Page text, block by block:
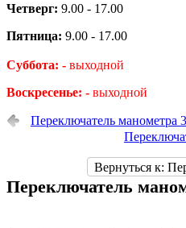
Четверг: 9.00 - 17.00
Пятница: 9.00 - 17.00
Суббота: - выходной
Воскресенье: - выходной
Переключатель манометра
Вернуться к:
Переключатель